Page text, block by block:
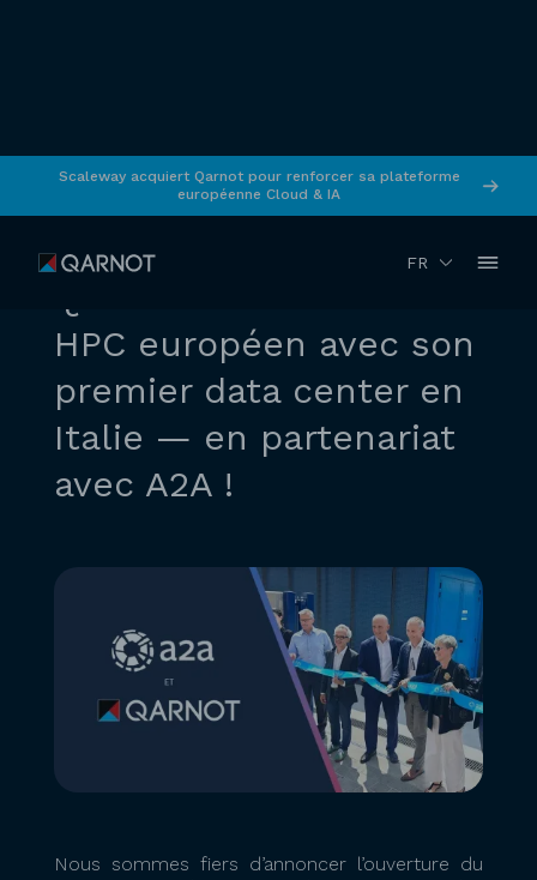
Scaleway acquiert Qarnot pour renforcer sa plateforme
européenne Cloud & IA
FR
Communiqué de presse Juin 2025
HPC européen avec son
premier data center en
Italie — en partenariat
avec A2A !
Nous sommes fiers d’annoncer l’ouverture du